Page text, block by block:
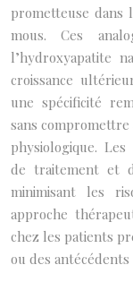
prometteuse dans
mous. Ces
l’hydroxyapatite
croissance
une spécificité
sans compromettre
physiologique.
de traitement et
minimisant les
approche
chez les patients
ou des